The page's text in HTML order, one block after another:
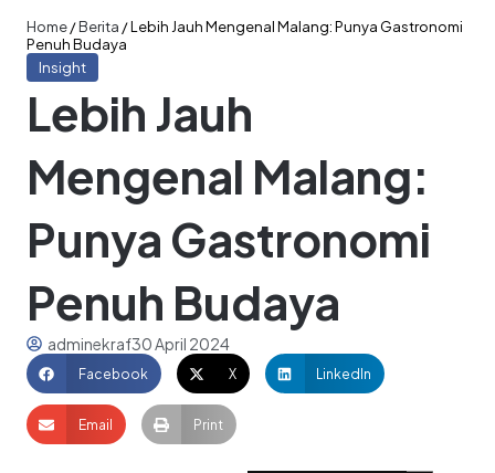
Home/Berita /Lebih Jauh Mengenal Malang: Punya Gastronomi
Penuh Budaya
Insight
Lebih Jauh
Mengenal Malang:
Punya Gastronomi
Penuh Budaya
adminekraf30 April 2024
Facebook X LinkedIn
Email Print